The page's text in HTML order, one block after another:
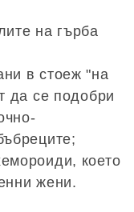
на гърба
в стоеж "на
да се подобри
което
жени.